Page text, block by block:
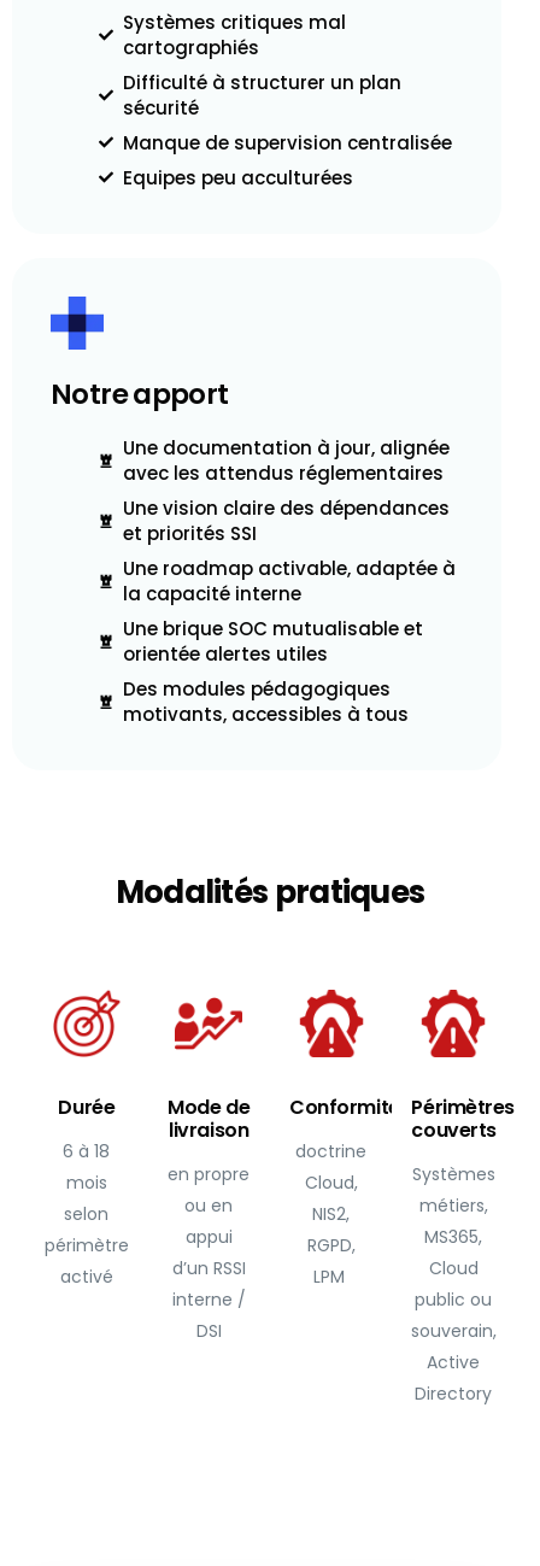
Systèmes critiques mal
cartographiés
Difficulté à structurer un plan
sécurité
Manque de supervision centralisée
Equipes peu acculturées
Notre apport
Une documentation à jour, alignée
avec les attendus réglementaires
Une vision claire des dépendances
et priorités SSI
Une roadmap activable, adaptée à
la capacité interne
Une brique SOC mutualisable et
orientée alertes utiles
Des modules pédagogiques
motivants, accessibles à tous
Modalités pratiques
Durée
6 à 18
mois
selon
périmètre
activé
Mode de
livraison
en propre
ou en
appui
d’un RSSI
interne /
DSI
Conformité
doctrine
Cloud,
NIS2,
RGPD,
LPM
Périmètres
couverts
Systèmes
métiers,
MS365,
Cloud
public ou
souverain,
Active
Directory